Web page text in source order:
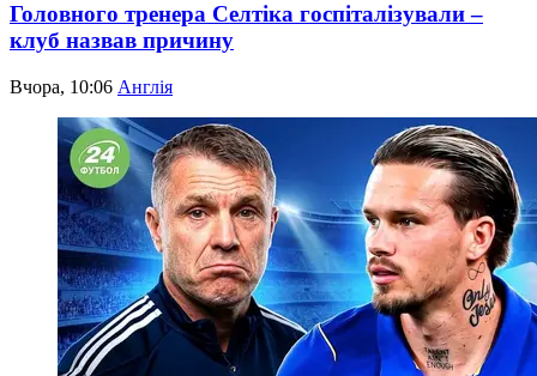
Головного тренера Селтіка госпіталізували –
клуб назвав причину
Вчора, 10:06 Англія